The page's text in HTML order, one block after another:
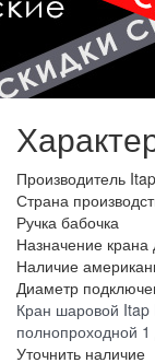
Производитель Itap
Страна
Ручка бабочка
Назначение крана
Наличие
Диаметр
Кран шаровой Itap
полнопроходной
Уточнить наличие